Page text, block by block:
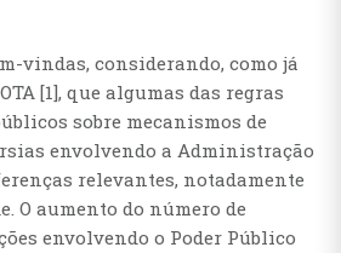
vindas, considerando, como já
[1], que algumas das regras
sobre mecanismos de
envolvendo a Administração
relevantes, notadamente
O aumento do número de
envolvendo o Poder Público